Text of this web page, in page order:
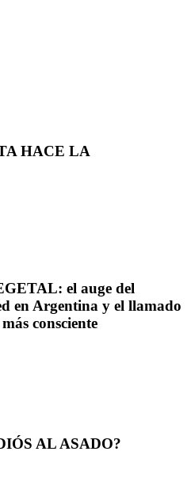
HACE LA
el auge del
en Argentina y el llamado
consciente
AL ASADO?